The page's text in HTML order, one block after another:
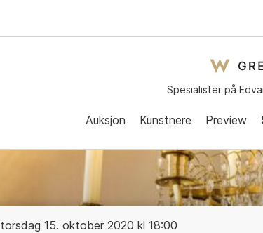
Spesialister på
Auksjon Kunstnere Preview
torsdag 15. oktober 2020 kl 18:00